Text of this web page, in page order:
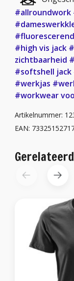
#allroundwork
#high vis jack
zichtbaarheid
#softshell jack
#werkjas
#workwear
Artikelnummer:
EAN: